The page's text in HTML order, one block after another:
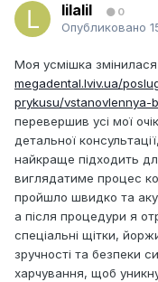
lilalil 0
Опубликовано
Моя усмішка змінилася
megadental.lviv.ua/
prykusu/vstanovlennya-
перевершив усі мої
детальної
найкраще підходить
виглядатиме процес
пройшло швидко та
а після процедури я
спеціальні щітки,
зручності та безпеки
харчування, щоб